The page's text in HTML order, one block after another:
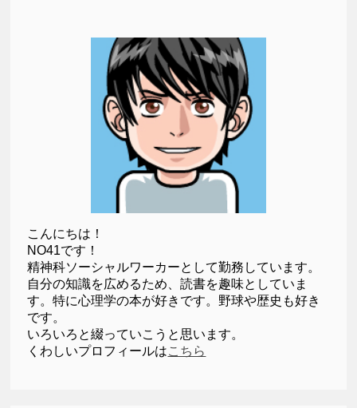
こんにちは！
NO41です！
精神科ソーシャルワーカーとして勤務しています。
自分の知識を広めるため、読書を趣味としていま
す。特に心理学の本が好きです。野球や歴史も好き
です。
いろいろと綴っていこうと思います。
くわしいプロフィールはこちら